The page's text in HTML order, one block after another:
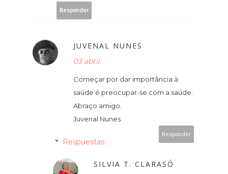
Responder
JUVENAL NUNES
03 abril
Começar por dar importância à
saúde é preocupar-se com a saúde.
Abraço amigo.
Juvenal Nunes
Responder
Respuestas
SILVIA T. CLARASÓ